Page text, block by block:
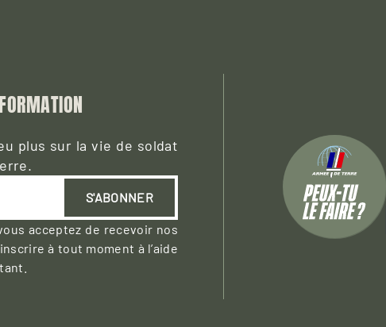
plus sur la vie de soldat
S'ABONNER
acceptez de recevoir nos
à tout moment à l’aide